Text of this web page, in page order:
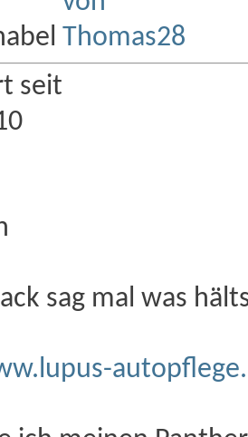
seit
sag mal was